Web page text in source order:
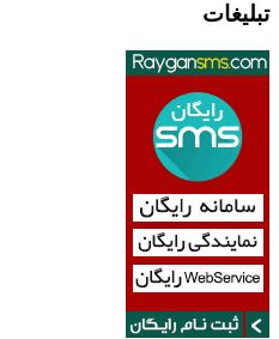
تبلیغات